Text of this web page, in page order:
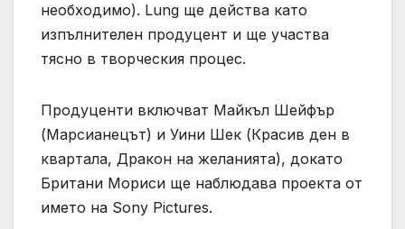
необходимо). Lung ще действа като
изпълнителен продуцент и ще участва
тясно в творческия процес.
Продуценти включват Майкъл Шейфър
(Марсианецът) и Уини Шек (Красив ден в
квартала, Дракон на желанията), докато
Британи Мориси ще наблюдава проекта от
името на Sony Pictures.